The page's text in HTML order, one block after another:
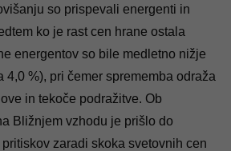
so prispevali energenti in
ko je rast cen hrane ostala
energentov so bile medletno nižje
4,0 %), pri čemer sprememba odraža
in tekoče podražitve. Ob
Bližnjem vzhodu je prišlo do
zaradi skoka svetovnih cen